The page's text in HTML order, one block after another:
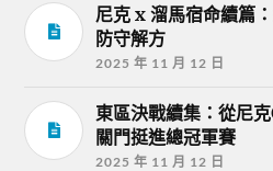
尼克 x 溜馬宿命續篇
防守解方
2025 年 11 月 12 日
東區決戰續集：從尼
關門挺進總冠軍賽
2025 年 11 月 12 日